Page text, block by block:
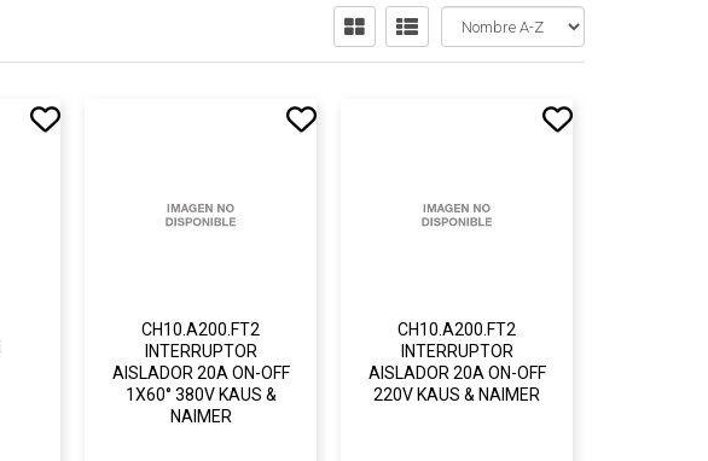
CH10.A200.FT2
INTERRUPTOR
AISLADOR 20A ON-OFF
1X60° 380V KAUS &
NAIMER
CH10.A200.FT2
INTERRUPTOR
AISLADOR 20A ON-OFF
220V KAUS & NAIMER